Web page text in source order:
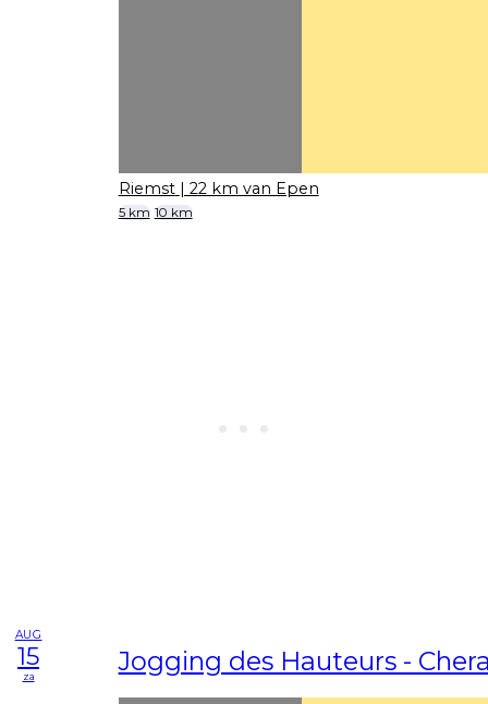
Riemst | 22 km van Epen
5 km 10 km
AUG
15
za Jogging des Hauteurs -